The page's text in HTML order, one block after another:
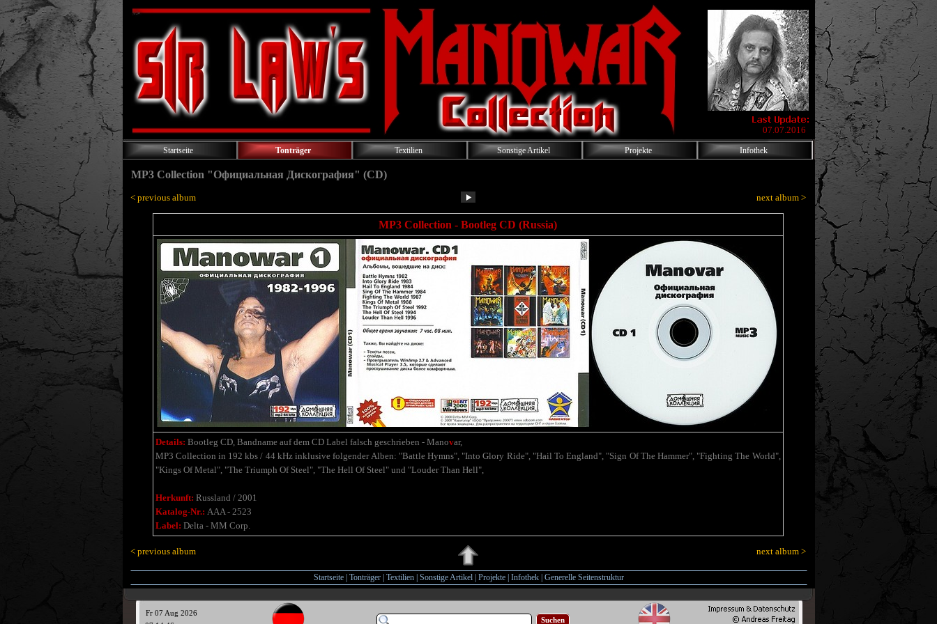
07.07.2016
Startseite Tonträger Textilien Sonstige Artikel Projekte Infothek
MP3 Collection "Официальная Дискография" (CD)
< previous album next album >
MP3 Collection - Bootleg CD (Russia)
Details: Bootleg CD, Bandname auf dem CD Label falsch geschrieben - Manovar,
MP3 Collection in 192 kbs / 44 kHz inklusive folgender Alben: "Battle Hymns", "Into Glory Ride", "Hail To England", "Sign Of The Hammer", "Fighting The World",
"Kings Of Metal", "The Triumph Of Steel", "The Hell Of Steel" und "Louder Than Hell",
Herkunft: Russland / 2001
Katalog-Nr.: AAA - 2523
Label: Delta - MM Corp.
< previous album next album >
Startseite| Tonträger| Textilien| Sonstige Artikel| Projekte| Infothek| Generelle Seitenstruktur
Suchen
Fr 07 Aug 2026